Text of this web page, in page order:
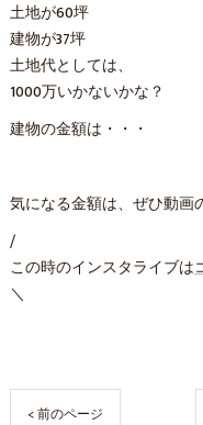
土地が60坪
建物が37坪
土地代としては、
1000万いかないかな？
建物の金額は・・・
気になる金額は、ぜひ動画
/
この時のインスタライブは
＼
< 前のページ